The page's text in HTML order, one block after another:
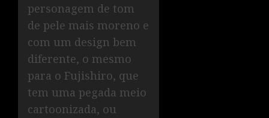
personagem de tom
de pele mais moreno e
com um design bem
diferente, o mesmo
para o Fujishiro, que
tem uma pegada meio
cartoonizada, ou